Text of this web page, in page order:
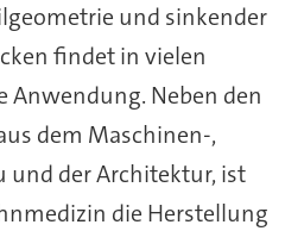
und sinkender
findet in vielen
Anwendung. Neben den
dem Maschinen-,
der Architektur, ist
die Herstellung